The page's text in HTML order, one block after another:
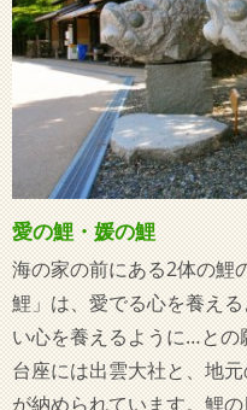
愛の鯉・媛の鯉
海の家の前にある2体の鯉
鯉」は、愛でる心を養え
い心を養えるように…との
台座には出雲大社と、地
が納められています。鯉